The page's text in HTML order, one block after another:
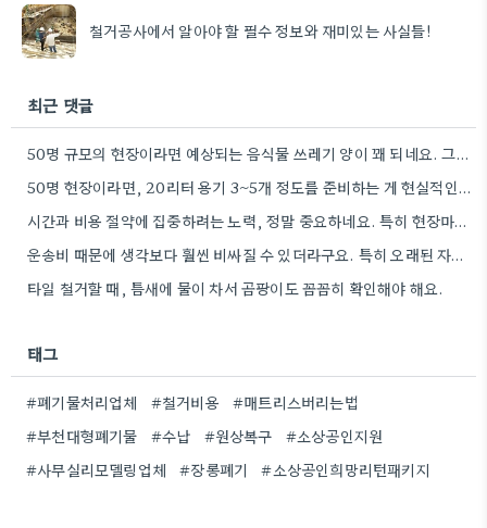
철거공사에서 알아야 할 필수 정보와 재미있는 사실들!
최근 댓글
50명 규모의 현장이라면 예상되는 음식물 쓰레기 양이 꽤 되네요. 그때 그만큼 준비해야겠어요.
50명 현장이라면, 20리터 용기 3~5개 정도를 준비하는 게 현실적인 숫자 같아요. 뼈나 씨앗 같은 건…
시간과 비용 절약에 집중하려는 노력, 정말 중요하네요. 특히 현장마다 상황이 다 다르니까, 획일적인 방법보다는 현장…
운송비 때문에 생각보다 훨씬 비싸질 수 있더라구요. 특히 오래된 자재는 부식도 심할 것 같아요.
타일 철거할 때, 틈새에 물이 차서 곰팡이도 꼼꼼히 확인해야 해요.
태그
#폐기물처리업체 #철거비용
#매트리스버리는법
#부천대형폐기물
#수납 #원상복구
#소상공인지원
#사무실리모델링업체
#장롱폐기 #소상공인희망리턴패키지